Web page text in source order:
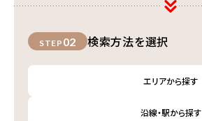
STEP 02 検索方法を選択
エリアから探す
沿線・駅から探す